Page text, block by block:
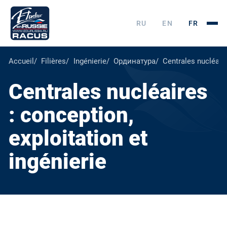
RU EN FR
Accueil Filières Ingénierie Ординатура Centrales
Centrales nucléaires
: conception,
exploitation et
ingénierie